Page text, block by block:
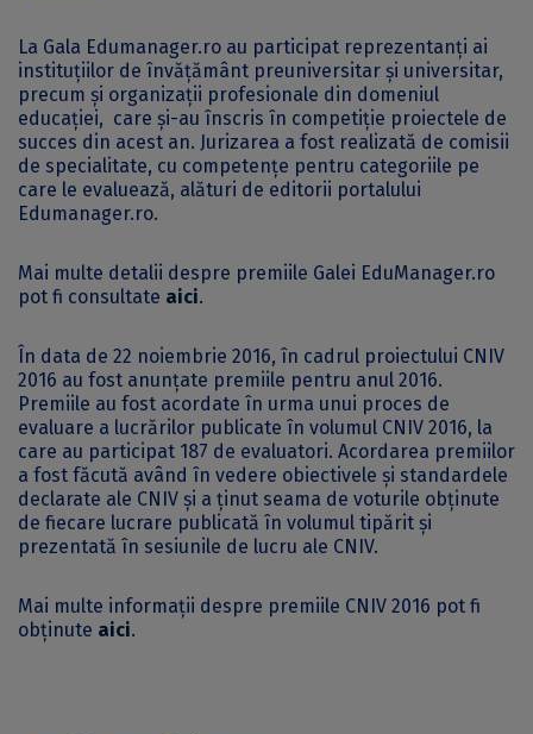
La Gala Edumanager.ro au participat reprezentanți ai
instituţiilor de învăţământ preuniversitar şi universitar,
precum şi organizaţii profesionale din domeniul
educaţiei, care şi-au înscris în competiţie proiectele de
succes din acest an. Jurizarea a fost realizată de comisii
de specialitate, cu competenţe pentru categoriile pe
care le evaluează, alături de editorii portalului
Edumanager.ro.
Mai multe detalii despre premiile Galei EduManager.ro
pot fi consultate aici.
În data de 22 noiembrie 2016, în cadrul proiectului CNIV
2016 au fost anunțate premiile pentru anul 2016.
Premiile au fost acordate în urma unui proces de
evaluare a lucrărilor publicate în volumul CNIV 2016, la
care au participat 187 de evaluatori. Acordarea premiilor
a fost făcută având în vedere obiectivele și standardele
declarate ale CNIV și a ținut seama de voturile obținute
de fiecare lucrare publicată în volumul tipărit și
prezentată în sesiunile de lucru ale CNIV.
Mai multe informații despre premiile CNIV 2016 pot fi
obținute aici.